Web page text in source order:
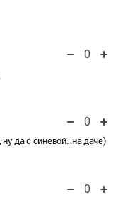
0
0
да с синевой...на даче)
0